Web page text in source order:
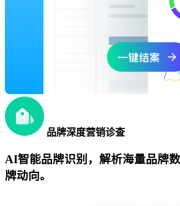
品牌深度营销诊查
AI智能品牌识别，解析海量品牌
牌动向。